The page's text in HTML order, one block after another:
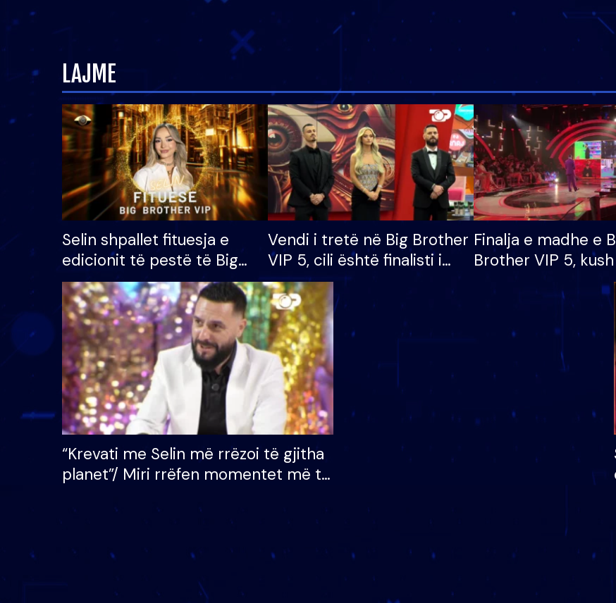
LAJME
Selin shpallet fituesja e
edicionit të pestë të Big
Brother VIP, rrëmben
çmimin e madh prej 100
mijë eurosh
Vendi i tretë në Big Brother
VIP 5, cili është finalisti i
radhës që lë shtëpinë
Finalja e madhe e
Brother VIP 5,
banori i parë që lë
dhe humb
të fituar çmimin e
“Krevati me Selin më rrëzoi të gjitha
planet”/ Miri rrëfen momentet më të
mungojë zilja e mëngjesit kur…